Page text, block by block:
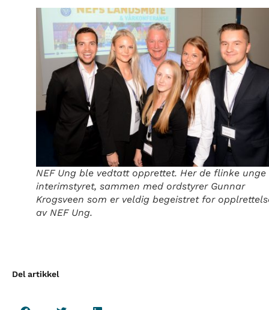
NEF Ung ble vedtatt opprettet. Her de flinke unge
interimstyret, sammen med ordstyrer Gunnar
Krogsveen som er veldig begeistret for
av NEF Ung.
Del artikkel